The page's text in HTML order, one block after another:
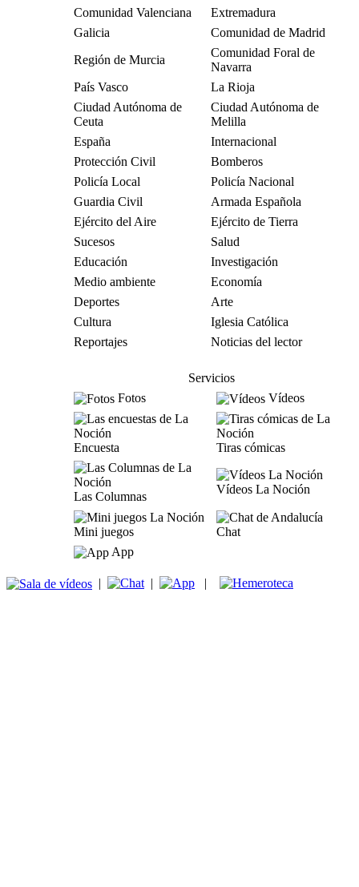
Comunidad Valenciana
Extremadura
Galicia
Comunidad de Madrid
Región de Murcia
Comunidad Foral de
Navarra
País Vasco
La Rioja
Ciudad Autónoma de
Ceuta
Ciudad Autónoma de
Melilla
España
Internacional
Protección Civil
Bomberos
Policía Local
Policía Nacional
Guardia Civil
Armada Española
Ejército del Aire
Ejército de Tierra
Sucesos
Salud
Educación
Investigación
Medio ambiente
Economía
Deportes
Arte
Cultura
Iglesia Católica
Reportajes
Noticias del lector
Servicios
Fotos
Vídeos
Encuesta Tiras cómicas
Las Columnas
Vídeos La Noción
Mini juegos
Chat
App
| | |